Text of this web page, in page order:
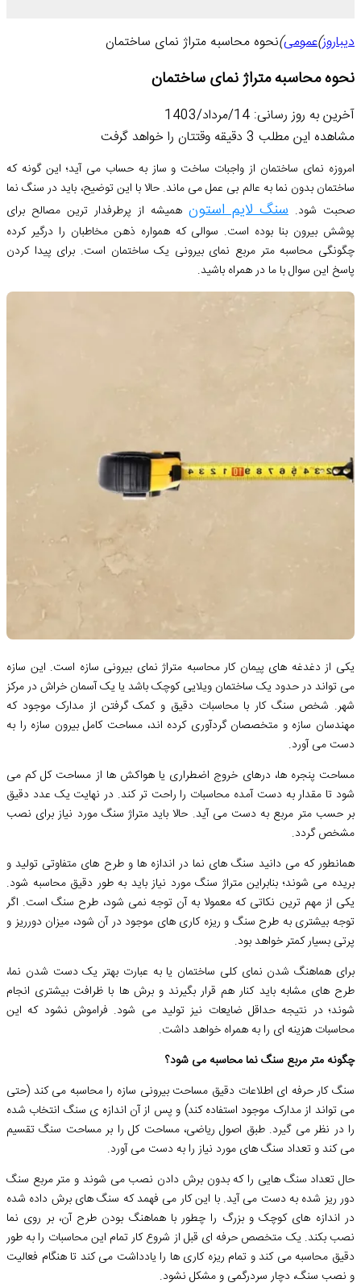
دیباروز)عمومی)نحوه محاسبه متراژ نمای ساختمان
نحوه محاسبه متراژ نمای ساختمان
آخرین به روز رسانی: 14/مرداد/1403
مشاهده این مطلب 3 دقیقه وقتتان را خواهد گرفت
امروزه نمای ساختمان از واجبات ساخت و ساز به حساب می آید؛ این گونه که
ساختمان بدون نما به عالم بی عمل می ماند. حالا با این توضیح، باید در سنگ نما
صحبت شود. سنگ لایم استون همیشه از پرطرفدار ترین مصالح برای
پوشش بیرون بنا بوده است. سوالی که همواره ذهن مخاطبان را درگیر کرده
چگونگی محاسبه متر مربع نمای بیرونی یک ساختمان است. برای پیدا کردن
پاسخ این سوال با ما در همراه باشید.
یکی از دغدغه های پیمان کار محاسبه متراژ نمای بیرونی سازه است. این سازه
می تواند در حدود یک ساختمان ویلایی کوچک باشد یا یک آسمان خراش در مرکز
شهر. شخص سنگ کار با محاسبات دقیق و کمک گرفتن از مدارک موجود که
مهندسان سازه و متخصصان گردآوری کرده اند، مساحت کامل بیرون سازه را به
دست می آورد.
مساحت پنجره ها، درهای خروج اضطراری یا هواکش ها از مساحت کل کم می
شود تا مقدار به دست آمده محاسبات را راحت تر کند. در نهایت یک عدد دقیق
بر حسب متر مربع به دست می آید. حالا باید متراژ سنگ مورد نیاز برای نصب
مشخص گردد.
همانطور که می دانید سنگ های نما در اندازه ها و طرح های متفاوتی تولید و
بریده می شوند؛ بنابراین متراژ سنگ مورد نیاز باید به طور دقیق محاسبه شود.
یکی از مهم ترین نکاتی که معمولا به آن توجه نمی شود، طرح سنگ است. اگر
توجه بیشتری به طرح سنگ و ریزه کاری های موجود در آن شود، میزان دورریز و
پرتی بسیار کمتر خواهد بود.
برای هماهنگ شدن نمای کلی ساختمان یا به عبارت بهتر یک دست شدن نما،
طرح های مشابه باید کنار هم قرار بگیرند و برش ها با ظرافت بیشتری انجام
شوند؛ در نتیجه حداقل ضایعات نیز تولید می شود. فراموش نشود که این
محاسبات هزینه ای را به همراه خواهد داشت.
چگونه متر مربع سنگ نما محاسبه می شود؟
سنگ کار حرفه ای اطلاعات دقیق مساحت بیرونی سازه را محاسبه می کند (حتی
می تواند از مدارک موجود استفاده کند) و پس از آن اندازه ی سنگ انتخاب شده
را در نظر می گیرد. طبق اصول ریاضی، مساحت کل را بر مساحت سنگ تقسیم
می کند و تعداد سنگ های مورد نیاز را به دست می آورد.
حال تعداد سنگ هایی را که بدون برش دادن نصب می شوند و متر مربع سنگ
دور ریز شده به دست می آید. با این کار می فهمد که سنگ های برش داده شده
در اندازه های کوچک و بزرگ را چطور با هماهنگ بودن طرح آن، بر روی نما
نصب بکند. یک متخصص حرفه ای قبل از شروع کار تمام این محاسبات را به طور
دقیق محاسبه می کند و تمام ریزه کاری ها را یادداشت می کند تا هنگام فعالیت
و نصب سنگ، دچار سردرگمی و مشکل نشود.